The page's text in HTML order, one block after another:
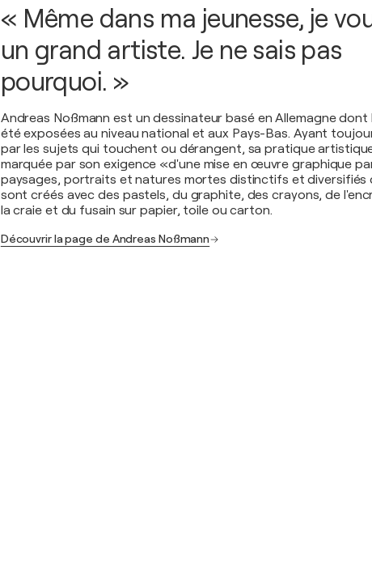
« Même dans ma jeunesse, je
un grand artiste. Je ne sais pas
pourquoi. »
Andreas Noßmann est un dessinateur basé en Allemagne
été exposées au niveau national et aux Pays-Bas. Ayant
par les sujets qui touchent ou dérangent, sa pratique
marquée par son exigence «d'une mise en œuvre graphique
paysages, portraits et natures mortes distinctifs et diversifiés
sont créés avec des pastels, du graphite, des crayons, de
la craie et du fusain sur papier, toile ou carton.
Découvrir la page de Andreas Noßmann